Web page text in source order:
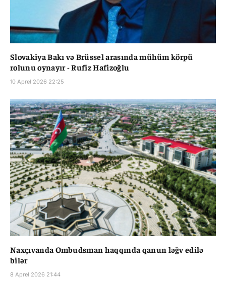
Slovakiya Bakı və Brüssel arasında mühüm körpü
rolunu oynayır - Rufiz Hafizoğlu
10 Aprel 2026 22:25
Naxçıvanda Ombudsman haqqında qanun ləğv edilə
bilər
8 Aprel 2026 21:44